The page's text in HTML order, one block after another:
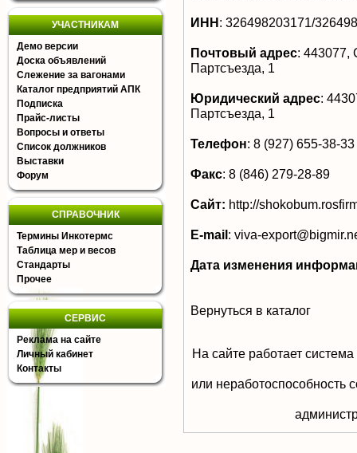
УЧАСТНИКАМ
Демо версии
Доска объявлений
Слежение за вагонами
Каталог предприятий АПК
Подписка
Прайс-листы
Вопросы и ответы
Список должников
Выставки
Форум
СПРАВОЧНИК
Термины Инкотермс
Таблица мер и весов
Стандарты
Прочее
СЕРВИС
Реклама на сайте
Личный кабинет
Контакты
ИНН: 326498203171/
Почтовый адрес: 443077,
Партсъезда, 1
Юридический адрес:
Партсъезда, 1
Телефон: 8 (927) 655-38-33
Факс: 8 (846) 279-28-89
Сайт: http://
E-mail: viva-
Дата изменения
Вернуться в каталог
На сайте работает
или неработоспособность